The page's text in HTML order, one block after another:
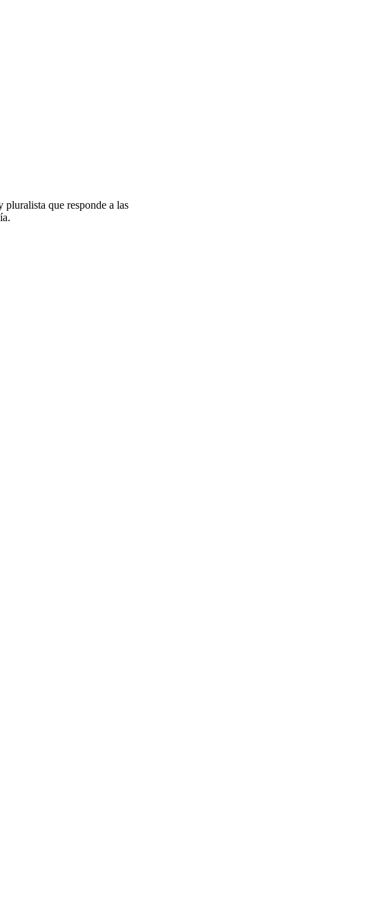
que responde a las